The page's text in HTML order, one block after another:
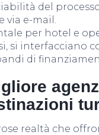
del
via e-mail.
per hotel e
si interfacciano
di
realtà che